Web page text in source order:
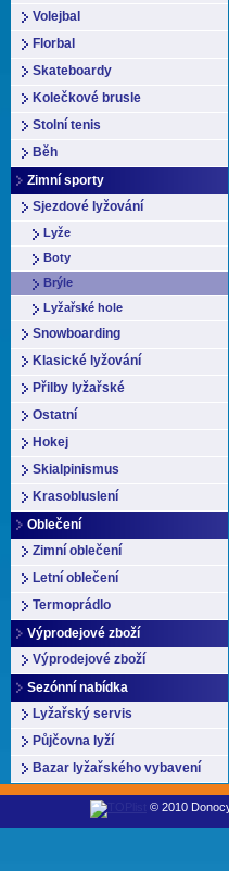
Volejbal
Florbal
Skateboardy
Kolečkové brusle
Stolní tenis
Běh
Zimní sporty
Sjezdové lyžování
Lyže
Boty
Brýle
Lyžařské hole
Snowboarding
Klasické lyžování
Přilby lyžařské
Ostatní
Hokej
Skialpinismus
Krasobluslení
Oblečení
Zimní oblečení
Letní oblečení
Termoprádlo
Výprodejové zboží
Výprodejové zboží
Sezónní nabídka
Lyžařský servis
Půjčovna lyží
Bazar lyžařského vybavení
© 2010